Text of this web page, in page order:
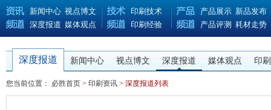
新闻中心 视点博文
深度报道 媒体观点
印刷技术
印刷经验
产品展示 新品发布
产品评测 耗材走势
深度报道 新闻中心 视点博文 深度报道 媒体观点 印
您当前位置： 必胜首页 > 印刷资讯 > 深度报道列表